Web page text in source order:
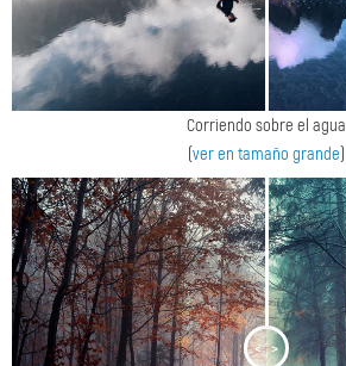
Corriendo sobre el agua
(ver en tamaño grande)
< >